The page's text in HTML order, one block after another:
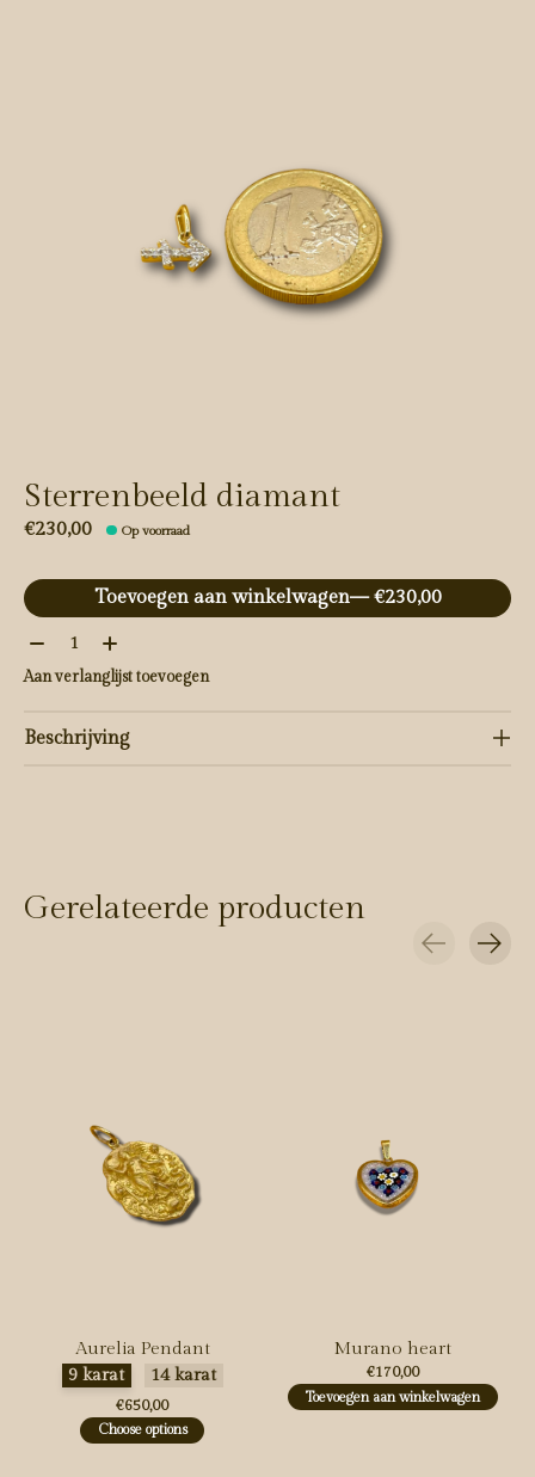
Sterrenbeeld diamant
€230,00 Op voorraad
Toevoegen aan winkelwagen
— €230,00
Aantal:
Aan verlanglijst toevoegen
Beschrijving
Gerelateerde producten
Aurelia Pendant
Maak een keuze:
9 karat 14 karat
€650,00
Choose options
Murano heart
€170,00
Toevoegen aan winkelwagen